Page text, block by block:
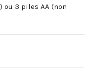
ou 3 piles AA (non